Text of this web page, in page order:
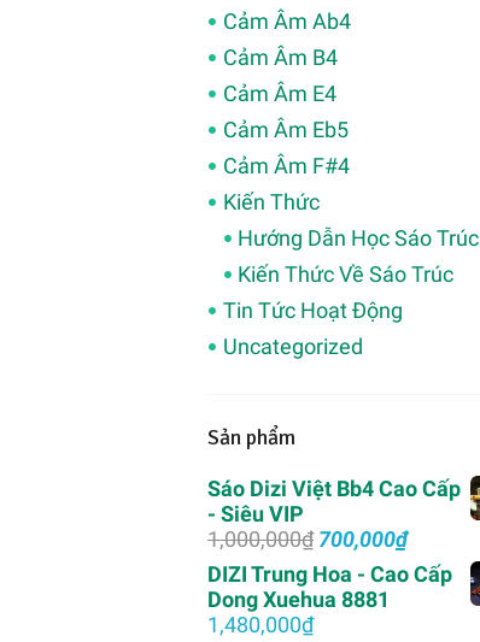
Cảm Âm Ab4
Cảm Âm B4
Cảm Âm E4
Cảm Âm Eb5
Cảm Âm F#4
Kiến Thức
Hướng Dẫn Học Sáo Trúc
Kiến Thức Về Sáo Trúc
Tin Tức Hoạt Động
Uncategorized
Sản phẩm
Sáo Dizi Việt Bb4 Cao Cấp
- Siêu VIP
1,000,000₫ Giá
gốc
là:
1,000,000₫.
700,000₫Giá
hiện
tại
DIZI Trung Hoa - Cao Cấp
Dong Xuehua 8881
1,480,000₫